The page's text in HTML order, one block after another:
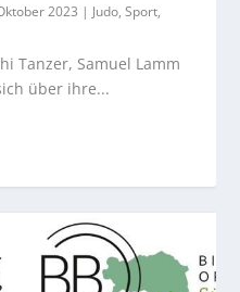
2023 | Judo,Sport,
Tanzer, Samuel Lamm
über ihre...